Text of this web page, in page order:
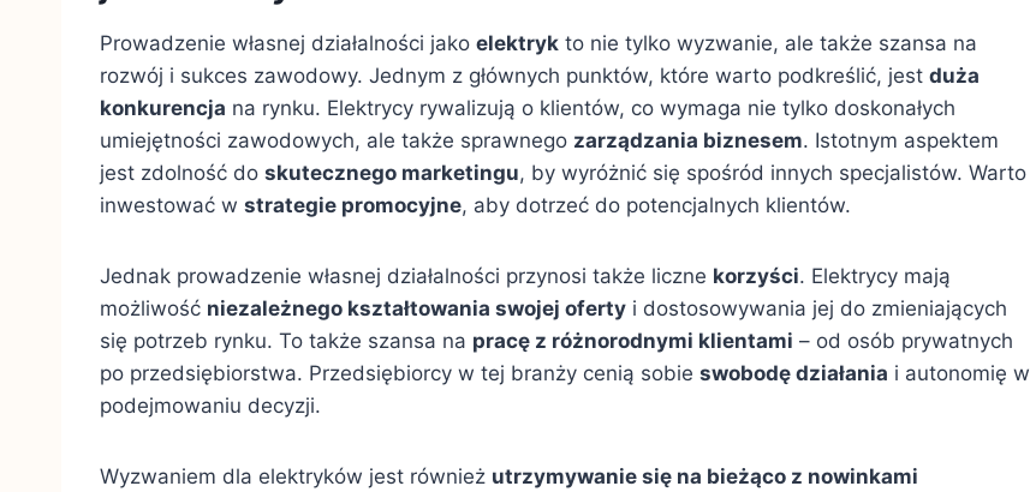
Prowadzenie własnej działalności jako elektryk to nie tylko wyzwanie, ale także szansa na
rozwój i sukces zawodowy. Jednym z głównych punktów, które warto podkreślić, jest duża
konkurencja na rynku. Elektrycy rywalizują o klientów, co wymaga nie tylko doskonałych
umiejętności zawodowych, ale także sprawnego zarządzania biznesem. Istotnym aspektem
jest zdolność do skutecznego marketingu, by wyróżnić się spośród innych specjalistów. Warto
inwestować w strategie promocyjne, aby dotrzeć do potencjalnych klientów.
Jednak prowadzenie własnej działalności przynosi także liczne korzyści. Elektrycy mają
możliwość niezależnego kształtowania swojej oferty i dostosowywania jej do zmieniających
się potrzeb rynku. To także szansa na pracę z różnorodnymi klientami – od osób prywatnych
po przedsiębiorstwa. Przedsiębiorcy w tej branży cenią sobie swobodę działania i autonomię w
podejmowaniu decyzji.
Wyzwaniem dla elektryków jest również utrzymywanie się na bieżąco z nowinkami